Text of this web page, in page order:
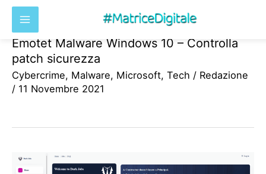
contenuto
Emotet Malware Windows 10 – Controlla
patch sicurezza
Cybercrime, Malware, Microsoft, Tech / Redazione
/ 11 Novembre 2021